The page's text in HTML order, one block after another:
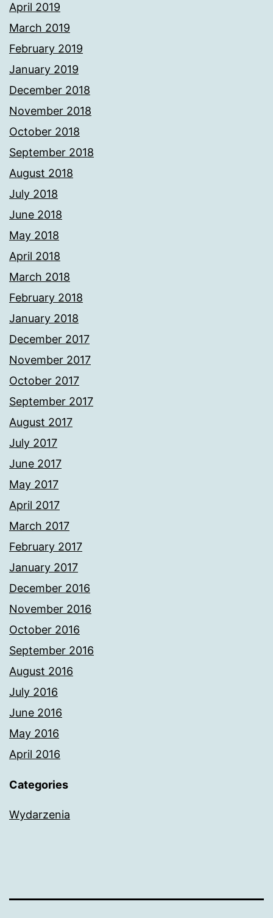
April 2019
March 2019
February 2019
January 2019
December 2018
November 2018
October 2018
September 2018
August 2018
July 2018
June 2018
May 2018
April 2018
March 2018
February 2018
January 2018
December 2017
November 2017
October 2017
September 2017
August 2017
July 2017
June 2017
May 2017
April 2017
March 2017
February 2017
January 2017
December 2016
November 2016
October 2016
September 2016
August 2016
July 2016
June 2016
May 2016
April 2016
Categories
Wydarzenia